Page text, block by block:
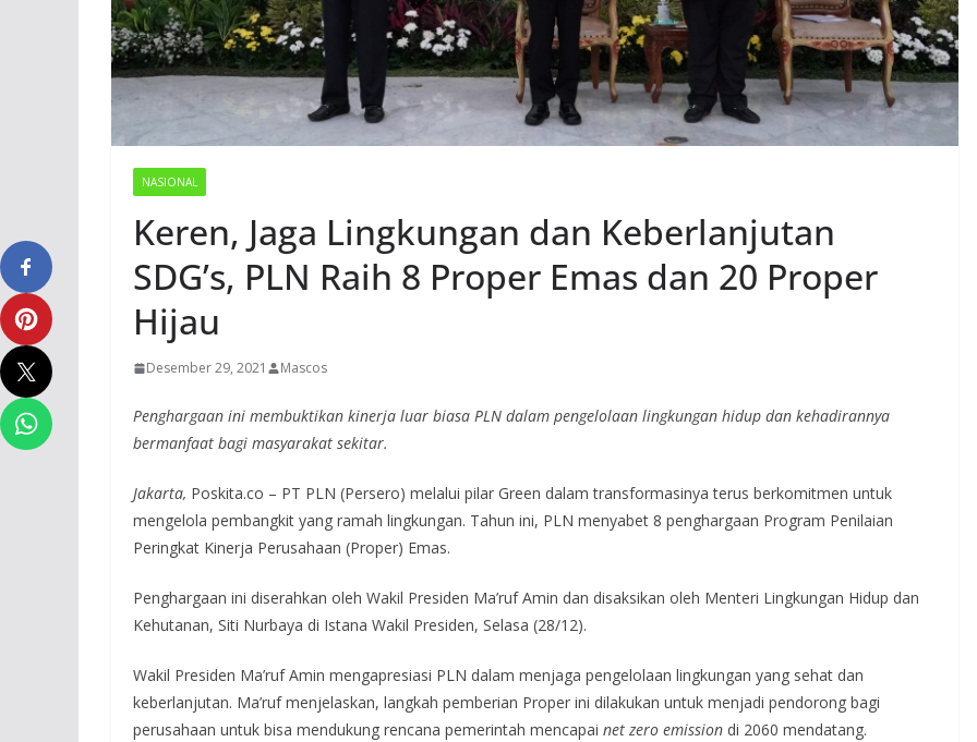
NASIONAL
Keren, Jaga Lingkungan dan Keberlanjutan
SDG’s, PLN Raih 8 Proper Emas dan 20 Proper
Hijau
Desember 29, 2021 Mascos
Penghargaan ini membuktikan kinerja luar biasa PLN dalam pengelolaan lingkungan hidup dan kehadirannya
bermanfaat bagi masyarakat sekitar.
Jakarta, Poskita.co – PT PLN (Persero) melalui pilar Green dalam transformasinya terus berkomitmen untuk
mengelola pembangkit yang ramah lingkungan. Tahun ini, PLN menyabet 8 penghargaan Program Penilaian
Peringkat Kinerja Perusahaan (Proper) Emas.
Penghargaan ini diserahkan oleh Wakil Presiden Ma’ruf Amin dan disaksikan oleh Menteri Lingkungan Hidup dan
Kehutanan, Siti Nurbaya di Istana Wakil Presiden, Selasa (28/12).
Wakil Presiden Ma’ruf Amin mengapresiasi PLN dalam menjaga pengelolaan lingkungan yang sehat dan
keberlanjutan. Ma’ruf menjelaskan, langkah pemberian Proper ini dilakukan untuk menjadi pendorong bagi
perusahaan untuk bisa mendukung rencana pemerintah mencapai net zero emission di 2060 mendatang.